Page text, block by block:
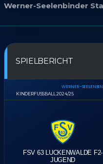
Werner-Seelenbinder
SPIELBERICHT
KINDERFUSSBALL 2024/25
WERNER-
FSV 63 LUCKENWALDE F2-
JUGEND